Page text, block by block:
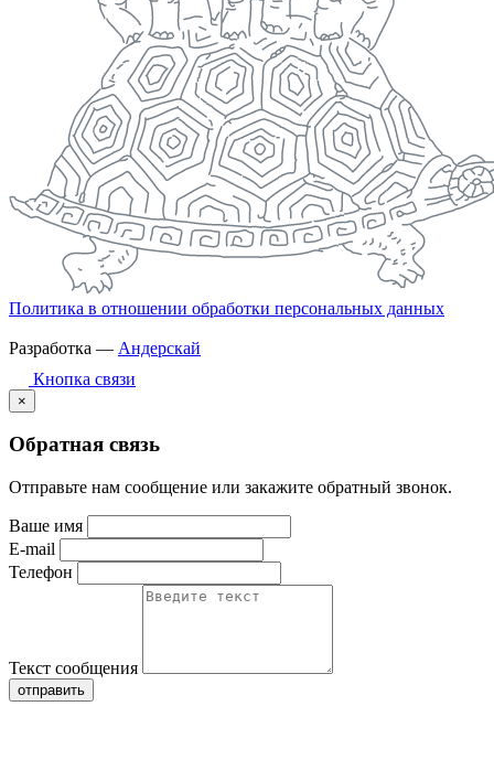
Политика в отношении обработки персональных данных
Разработка — Андерскай
Кнопка связи
×
Обратная связь
Отправьте нам сообщение или закажите обратный звонок.
Ваше имя
E-mail
Телефон
Текст сообщения
отправить